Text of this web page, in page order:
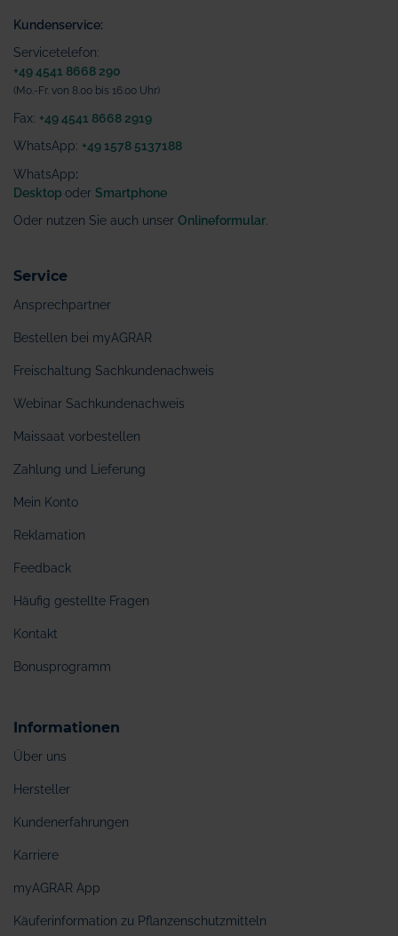
Kundenservice:
Servicetelefon:
+49 4541 8668 290
(Mo.-Fr. von 8.00 bis 16.00 Uhr)
Fax: +49 4541 8668 2919
WhatsApp: +49 1578 5137188
WhatsApp:
Desktop oder Smartphone
Oder nutzen Sie auch unser Onlineformular
Service
Ansprechpartner
Bestellen bei myAGRAR
Freischaltung Sachkundenachweis
Webinar Sachkundenachweis
Maissaat vorbestellen
Zahlung und Lieferung
Mein Konto
Reklamation
Feedback
Häufig gestellte Fragen
Kontakt
Bonusprogramm
Informationen
Über uns
Hersteller
Kundenerfahrungen
Karriere
myAGRAR App
Käuferinformation zu Pflanzenschutzmitteln